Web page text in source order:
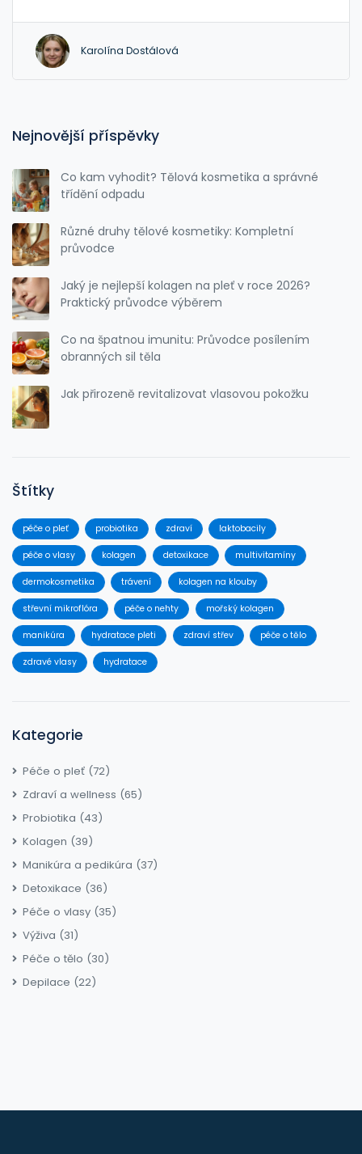
Karolína Dostálová
Nejnovější příspěvky
Co kam vyhodit? Tělová kosmetika a správné
třídění odpadu
Různé druhy tělové kosmetiky: Kompletní
průvodce
Jaký je nejlepší kolagen na pleť v roce 2026?
Praktický průvodce výběrem
Co na špatnou imunitu: Průvodce posílením
obranných sil těla
Jak přirozeně revitalizovat vlasovou pokožku
Štítky
péče o pleť probiotika zdraví laktobacily
péče o vlasy kolagen detoxikace multivitamíny
dermokosmetika trávení kolagen na klouby
střevní mikroflóra péče o nehty mořský kolagen
manikúra hydratace pleti zdraví střev péče o tělo
zdravé vlasy hydratace
Kategorie
Péče o pleť (72)
Zdraví a wellness (65)
Probiotika (43)
Kolagen (39)
Manikúra a pedikúra (37)
Detoxikace (36)
Péče o vlasy (35)
Výživa (31)
Péče o tělo (30)
Depilace (22)